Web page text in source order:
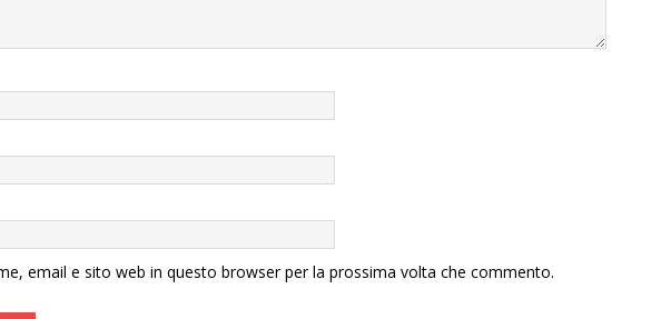
email e sito web in questo browser per la prossima volta che commento.